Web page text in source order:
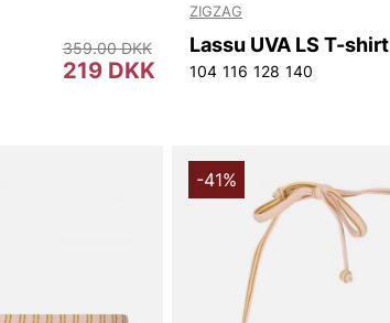
219 DKK
359.00 DKK
ZIGZAG
Lassu UVA LS T-shirt
104 116 128 140
-41%